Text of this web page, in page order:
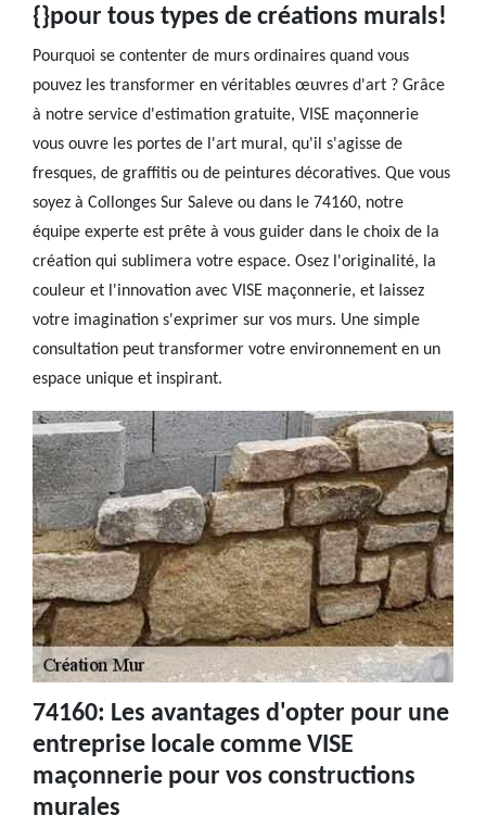
{}pour tous types de créations murals!
Pourquoi se contenter de murs ordinaires quand vous
pouvez les transformer en véritables œuvres d'art ? Grâce
à notre service d'estimation gratuite, VISE maçonnerie
vous ouvre les portes de l'art mural, qu'il s'agisse de
fresques, de graffitis ou de peintures décoratives. Que vous
soyez à Collonges Sur Saleve ou dans le 74160, notre
équipe experte est prête à vous guider dans le choix de la
création qui sublimera votre espace. Osez l'originalité, la
couleur et l'innovation avec VISE maçonnerie, et laissez
votre imagination s'exprimer sur vos murs. Une simple
consultation peut transformer votre environnement en un
espace unique et inspirant.
74160: Les avantages d'opter pour une
entreprise locale comme VISE
maçonnerie pour vos constructions
murales